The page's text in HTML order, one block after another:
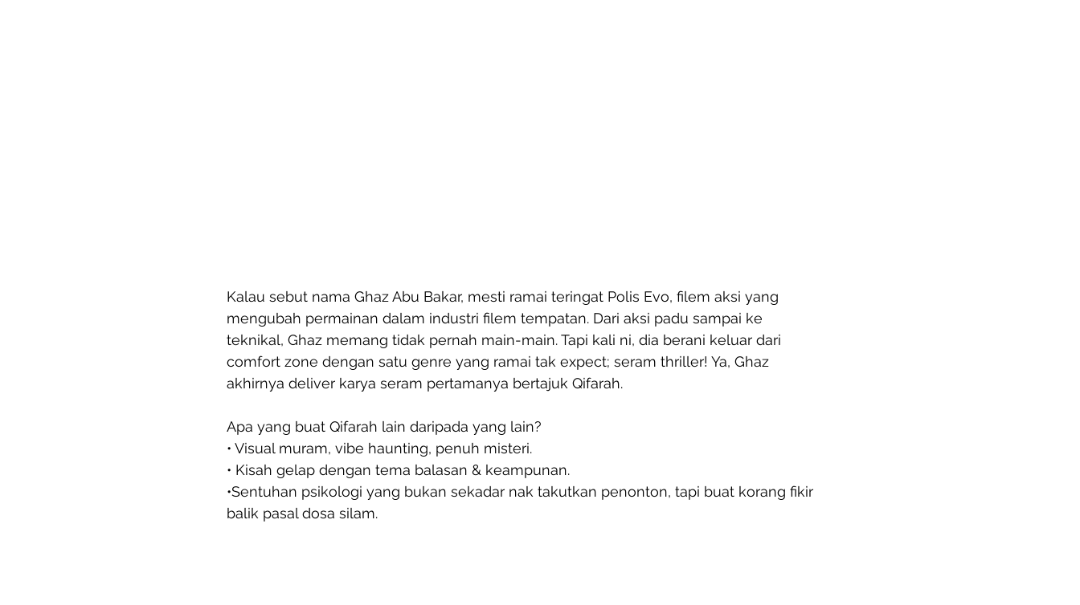
Kalau sebut nama Ghaz Abu Bakar, mesti ramai teringat Polis Evo, filem aksi yang
mengubah permainan dalam industri filem tempatan. Dari aksi padu sampai ke
teknikal, Ghaz memang tidak pernah main-main. Tapi kali ni, dia berani keluar dari
comfort zone dengan satu genre yang ramai tak expect; seram thriller! Ya, Ghaz
akhirnya deliver karya seram pertamanya bertajuk Qifarah.
Apa yang buat Qifarah lain daripada yang lain?
• Visual muram, vibe haunting, penuh misteri.
• Kisah gelap dengan tema balasan & keampunan.
•Sentuhan psikologi yang bukan sekadar nak takutkan penonton, tapi buat korang fikir
balik pasal dosa silam.